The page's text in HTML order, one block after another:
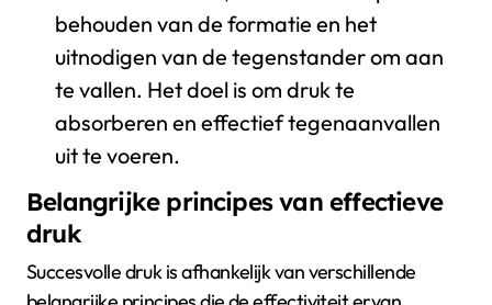
behouden van de formatie en het
uitnodigen van de tegenstander om aan
te vallen. Het doel is om druk te
absorberen en effectief tegenaanvallen
uit te voeren.
Belangrijke principes van effectieve
druk
Succesvolle druk is afhankelijk van verschillende